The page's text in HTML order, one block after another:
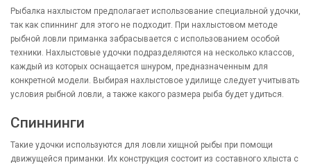
Рыбалка нахлыстом предполагает использование специальной удочки,
так как спиннинг для этого не подходит. При нахлыстовом методе
рыбной ловли приманка забрасывается с использованием особой
техники. Нахлыстовые удочки подразделяются на несколько классов,
каждый из которых оснащается шнуром, предназначенным для
конкретной модели. Выбирая нахлыстовое удилище следует учитывать
условия рыбной ловли, а также какого размера рыба будет удиться.
Спиннинги
Такие удочки используются для ловли хищной рыбы при помощи
движущейся приманки. Их конструкция состоит из составного хлыста с